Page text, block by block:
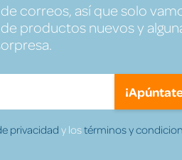
correos, así que solo
productos nuevos y
privacidady lostérminos y